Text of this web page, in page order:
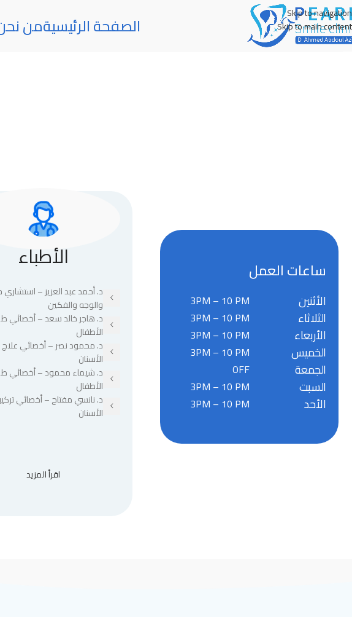
Skip to navigation
Skip to main content
الصفحة الرئيسيةمن
ساعات العمل
3PM – 10 PM الأثنين
3PM – 10 PM الثلاثاء
3PM – 10 PM الأربعاء
3PM – 10 PM الخميس
OFF الجمعة
3PM – 10 PM السبت
3PM – 10 PM الأحد
الأطباء
د. أحمد عبد العزيز – استشاري
والوجه والفكين
د. هاجر خالد سعد – أخصائي
الأطفال
د. محمود نصر – أخصائي
الأسنان
د. شيماء محمود – أخصائي
الأطفال
د. نانسي مفتاح – أخصائي
الأسنان
اقرأ المزيد